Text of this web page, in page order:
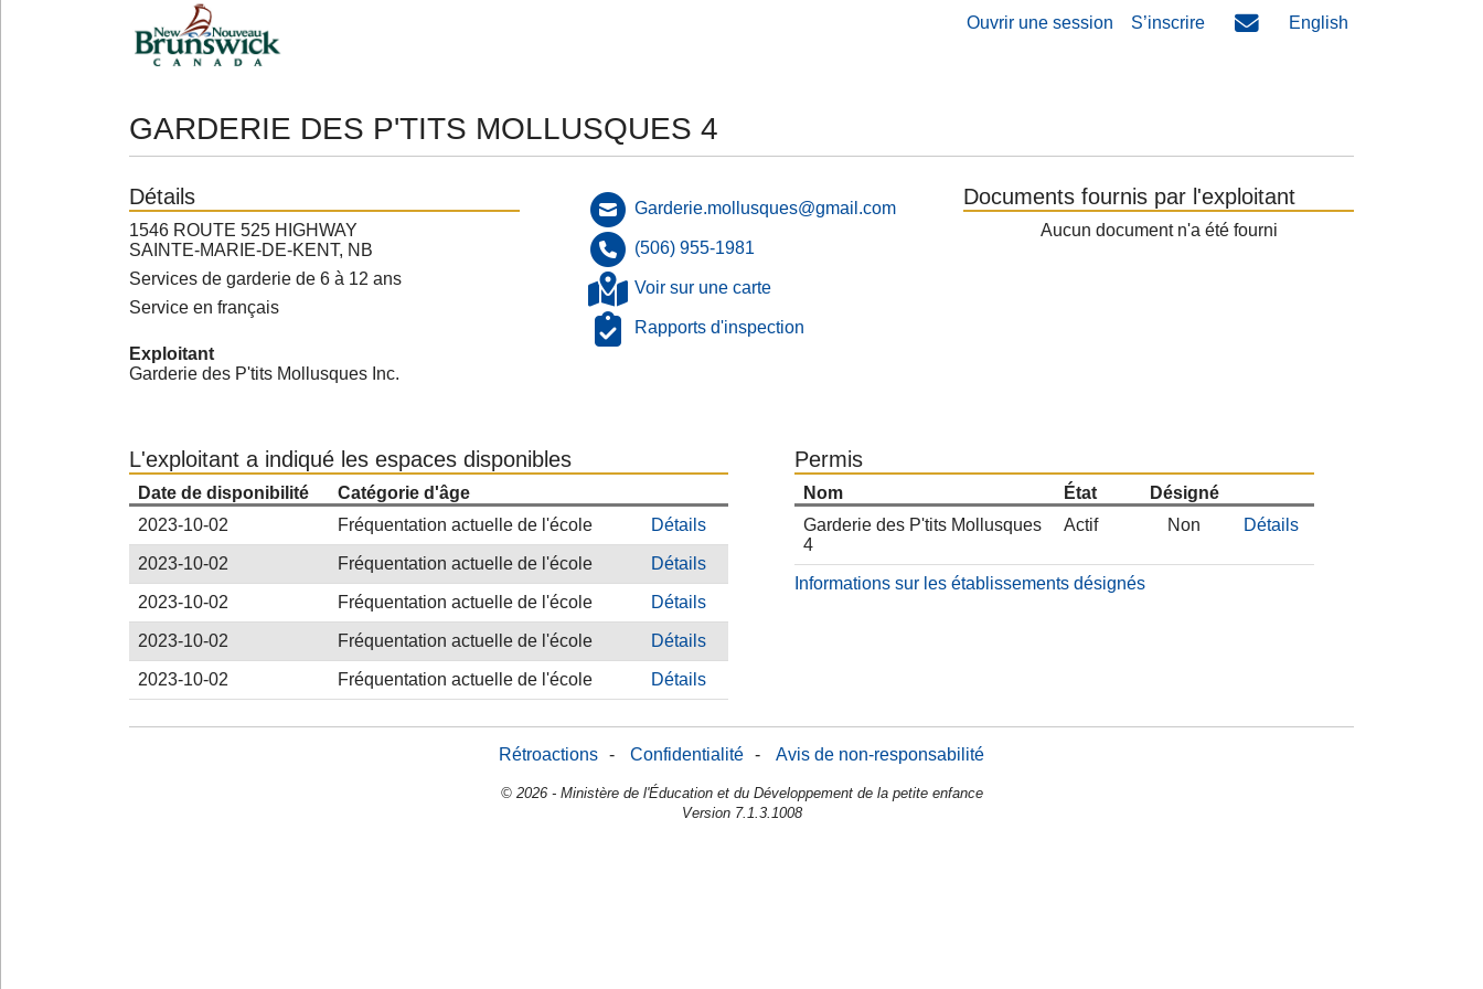
Ouvrir une session S’inscrire English
GARDERIE DES P'TITS MOLLUSQUES 4
Détails
1546 ROUTE 525 HIGHWAY
SAINTE-MARIE-DE-KENT, NB
Services de garderie de 6 à 12 ans
Service en français
Exploitant
Garderie des P'tits Mollusques Inc.
Garderie.mollusques@gmail.com
(506) 955-1981
Voir sur une carte
Rapports d'inspection
Documents fournis par l'exploitant
Aucun document n'a été fourni
L'exploitant a indiqué les espaces disponibles
Date de disponibilité
Catégorie d'âge
2023-10-02
Fréquentation actuelle de l'école Détails
2023-10-02 Fréquentation actuelle de l'école Détails
2023-10-02 Fréquentation actuelle de l'école Détails
2023-10-02 Fréquentation actuelle de l'école Détails
2023-10-02 Fréquentation actuelle de l'école Détails
Permis
Nom État
Désigné
Garderie des P'tits Mollusques
4
Actif Non Détails
Informations sur les établissements désignés
Rétroactions - Confidentialité - Avis de non-responsabilité
© 2026 - Ministère de l'Éducation et du Développement de la petite enfance
Version 7.1.3.1008